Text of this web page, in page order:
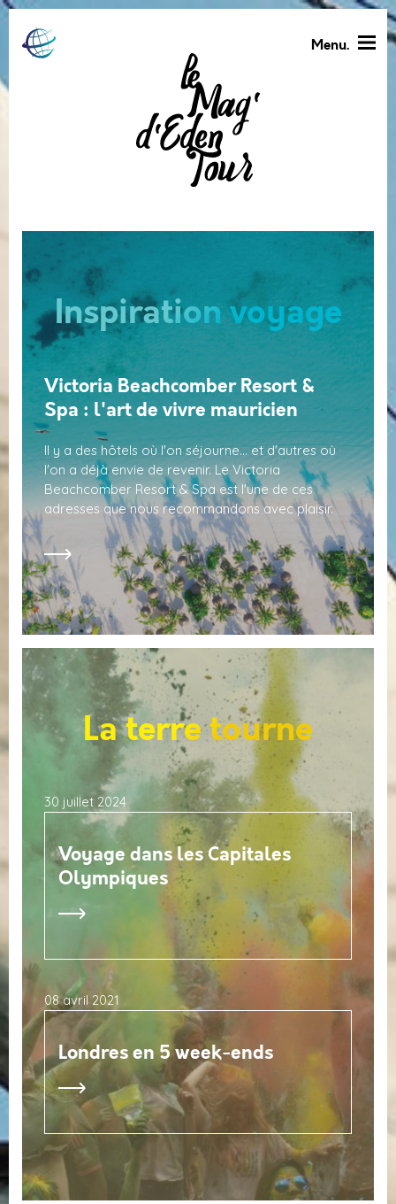
Menu.
Vacances au ski en
famille : quelle station
Plagne, Les Menuires
et Val Thorens ?
Inspiration voyage
Victoria Beachcomber Resort &
Spa : l'art de vivre mauricien
Il y a des hôtels où l'on séjourne… et d'autres où
l'on a déjà envie de revenir. Le Victoria
Beachcomber Resort & Spa est l'une de ces
adresses que nous recommandons avec plaisir.
La terre tourne
30 juillet 2024
Voyage dans les Capitales
Olympiques
08 avril 2021
Londres en 5 week-ends